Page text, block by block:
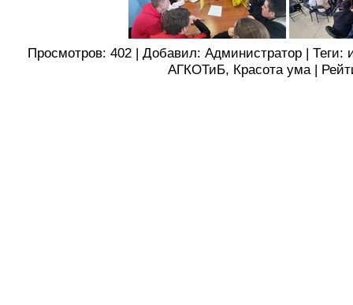
Просмотров: 402 | Добавил: Администратор | Теги:
АГКОТиБ, Красота ума |